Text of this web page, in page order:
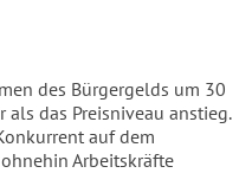
des Bürgergelds um 30
das Preisniveau anstieg.
auf dem
Arbeitskräfte